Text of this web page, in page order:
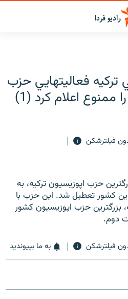
تركيه فعاليتهايي حزب
اعلام كرد (1)
فیلترشکن
حزب اپوزيسيون تركيه، به
كشور تعطيل شد. اين حزب با
بزرگترين حزب اپوزيسيون كشور
دوم.
فیلترشکن به ما بپیوندید